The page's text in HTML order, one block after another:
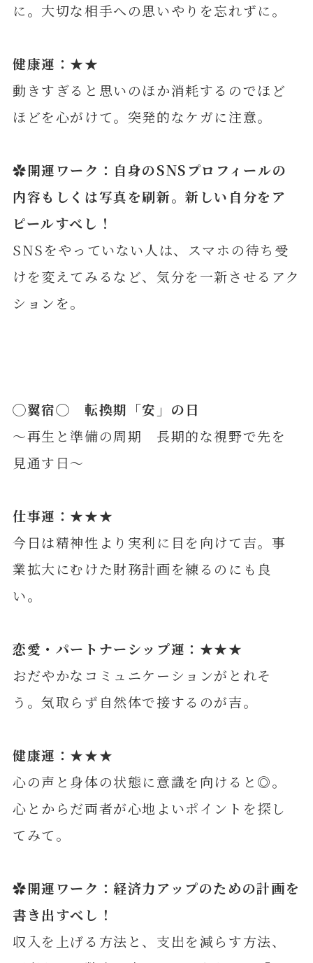
に。大切な相手への思いやりを忘れずに。
健康運：★★
動きすぎると思いのほか消耗するのでほど
ほどを心がけて。突発的なケガに注意。
✿開運ワーク：自身のSNSプロフィールの
内容もしくは写真を刷新。新しい自分をア
ピールすべし！
SNSをやっていない人は、スマホの待ち受
けを変えてみるなど、気分を一新させるアク
ションを。
◯翼宿◯ 転換期「安」の日
～再生と準備の周期 長期的な視野で先を
見通す日～
仕事運：★★★
今日は精神性より実利に目を向けて吉。事
業拡大にむけた財務計画を練るのにも良
い。
恋愛・パートナーシップ運：★★★
おだやかなコミュニケーションがとれそ
う。気取らず自然体で接するのが吉。
健康運：★★★
心の声と身体の状態に意識を向けると◎。
心とからだ両者が心地よいポイントを探し
てみて。
✿開運ワーク：経済力アップのための計画を
書き出すべし！
収入を上げる方法と、支出を減らす方法、